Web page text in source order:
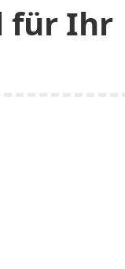
für Ihr